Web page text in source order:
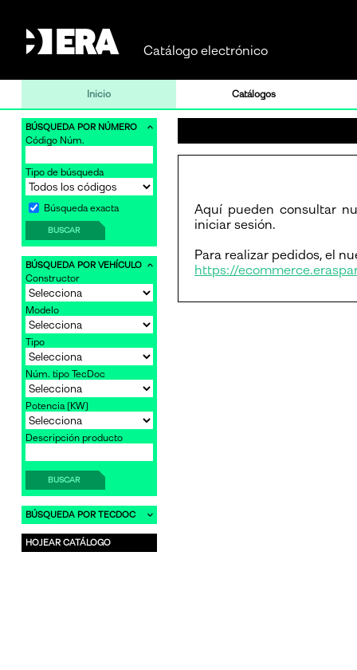
Catálogo electrónico
Inicio Catálogos
BÚSQUEDA POR NÚMERO
Código Núm.
Tipo de búsqueda
Búsqueda exacta
BUSCAR
BÚSQUEDA POR VEHÍCULO
Constructor
Modelo
Tipo
Núm. tipo TecDoc
Potencia [KW]
Descripción producto
BUSCAR
BÚSQUEDA POR TECDOC
HOJEAR CATÁLOGO
Aquí pueden consultar
iniciar sesión.
Para realizar pedidos, el
https://